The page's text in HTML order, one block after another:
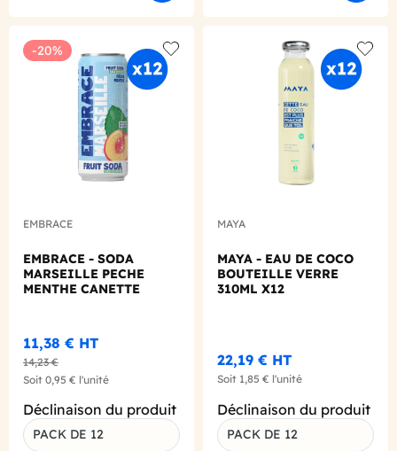
-20%
Add to wishlist
EMBRACE
EMBRACE - SODA
MARSEILLE PECHE
MENTHE CANETTE
11,38 € HT
14,23 €
Soit 0,95 € l'unité
Déclinaison du produit
PACK DE 12
Add
MAYA
MAYA - EAU DE COCO
BOUTEILLE VERRE
310ML X12
22,19 € HT
Soit 1,85 € l'unité
Déclinaison du produit
PACK DE 12